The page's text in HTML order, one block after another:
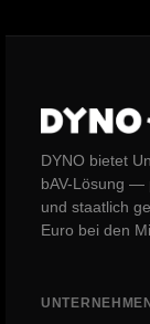
DYNO bietet
bAV-Lösung —
und staatlich
Euro bei den
UNTERNEHMEN